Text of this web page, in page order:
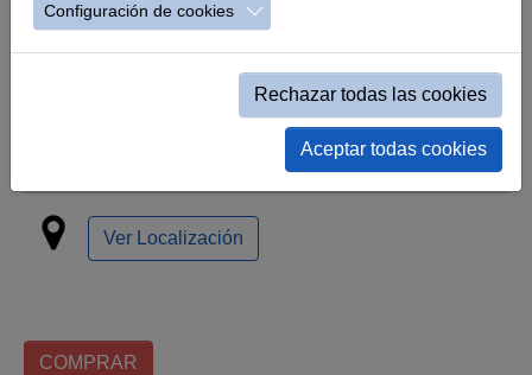
Ver Localización
COMPRAR
Configuración de cookies
Rechazar todas las cookies
Aceptar todas cookies